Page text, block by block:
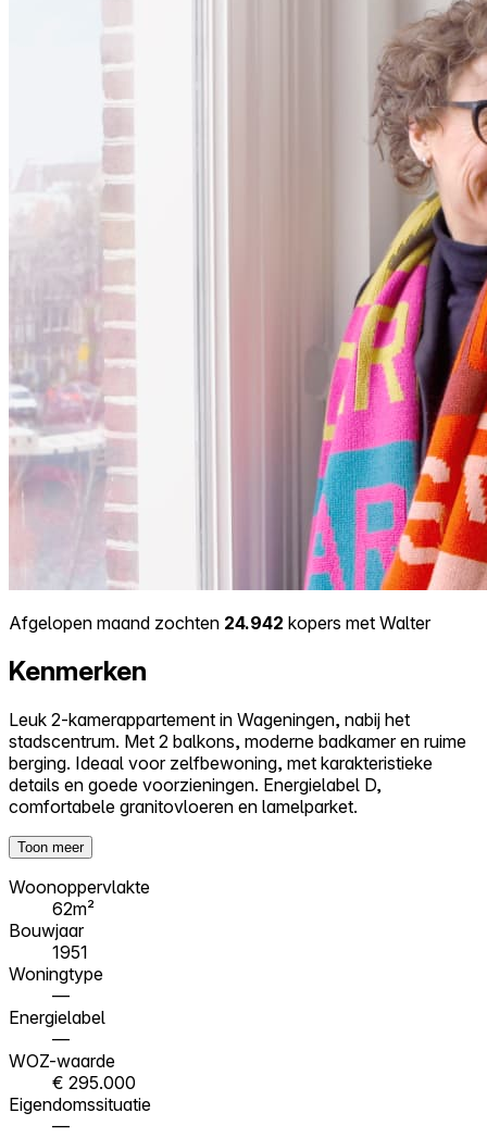
Afgelopen maand zochten 24.942 kopers met Walter
Kenmerken
Leuk 2-kamerappartement in Wageningen, nabij het
stadscentrum. Met 2 balkons, moderne badkamer en ruime
berging. Ideaal voor zelfbewoning, met karakteristieke
details en goede voorzieningen. Energielabel D,
comfortabele granitovloeren en lamelparket.
Toon meer
Woonoppervlakte
62m²
Bouwjaar
1951
Woningtype
—
Energielabel
—
WOZ-waarde
€ 295.000
Eigendomssituatie
—